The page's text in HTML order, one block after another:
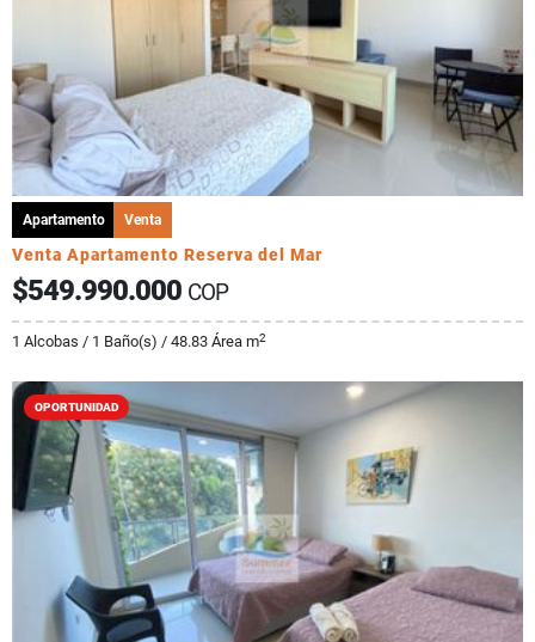
Apartamento Venta
Venta Apartamento Reserva del Mar
$549.990.000 COP
1 Alcobas / 1 Baño(s) / 48.83 Área m2
OPORTUNIDAD